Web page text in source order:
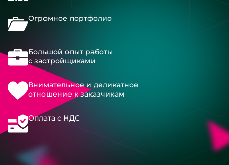
Огромное портфолио
Большой опыт работы
с застройщиками
Внимательное и деликатное
отношение к заказчикам
Оплата с НДС